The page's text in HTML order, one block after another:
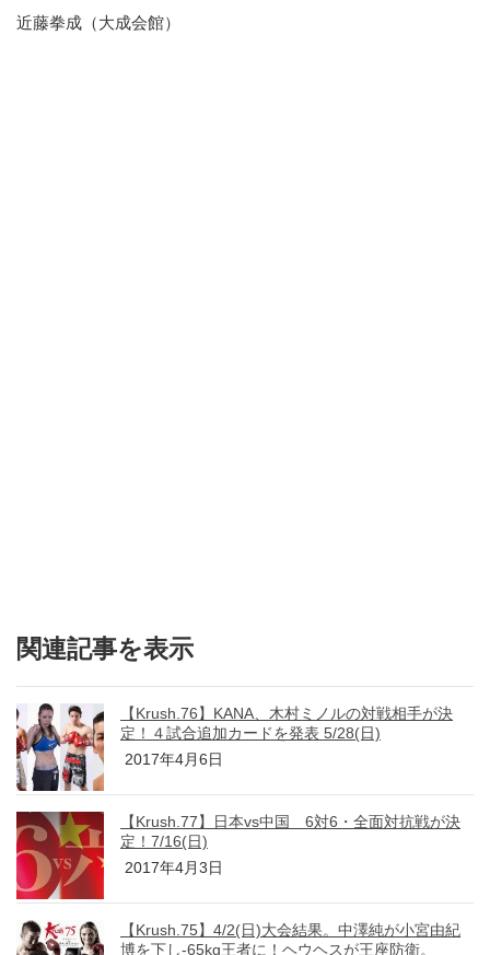
近藤拳成（大成会館）
関連記事を表示
【Krush.76】KANA、木村ミノルの対戦相手が決
定！４試合追加カードを発表 5/28(日)
2017年4月6日
【Krush.77】日本vs中国 6対6・全面対抗戦が決
定！7/16(日)
2017年4月3日
【Krush.75】4/2(日)大会結果。中澤純が小宮由紀
博を下し-65kg王者に！ヘウヘスが王座防衛。